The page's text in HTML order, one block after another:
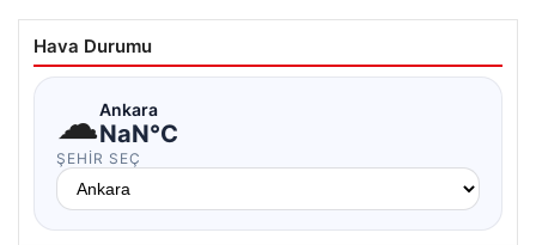
Hava Durumu
☁Ankara
NaN°C
ŞEHIR SEÇ